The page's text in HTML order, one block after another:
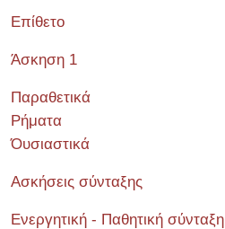
Επίθετο
Άσκηση 1
Παραθετικά
Ρήματα
Όυσιαστικά
Ασκήσεις σύνταξης
Ενεργητική - Παθητική σύνταξη